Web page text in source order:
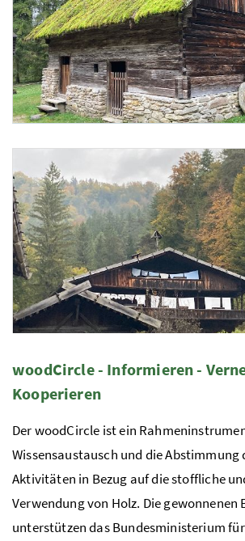
Foto 5: Barbara Aschauer
woodCircle - Informieren -
Kooperieren
Der woodCircle ist ein
Wissensaustausch und die
Aktivitäten in Bezug auf die stoffliche
Verwendung von Holz. Die gewonnenen
unterstützen das Bundesministerium